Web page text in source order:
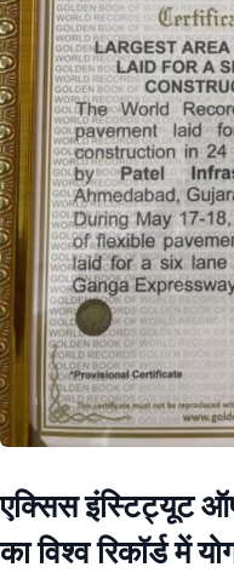
एक्सिस इंस्टिट्यूट
का विश्व रिकॉर्ड में